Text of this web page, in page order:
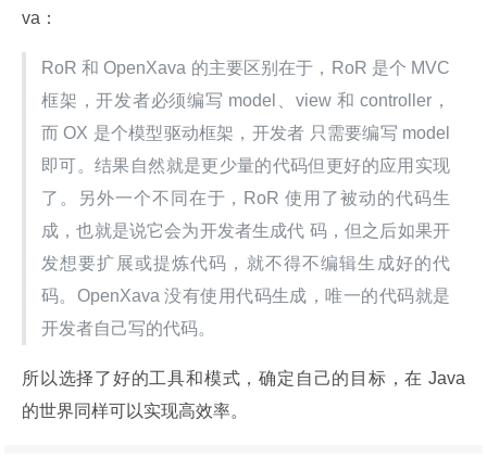
va：
RoR 和 OpenXava 的主要区别在于，RoR 是个 MVC
框架，开发者必须编写 model、view 和 controller，
而 OX 是个模型驱动框架，开发者 只需要编写 model
即可。结果自然就是更少量的代码但更好的应用实现
了。另外一个不同在于，RoR 使用了被动的代码生
成，也就是说它会为开发者生成代 码，但之后如果开
发想要扩展或提炼代码，就不得不编辑生成好的代
码。OpenXava 没有使用代码生成，唯一的代码就是
开发者自己写的代码。
所以选择了好的工具和模式，确定自己的目标，在 Java
的世界同样可以实现高效率。